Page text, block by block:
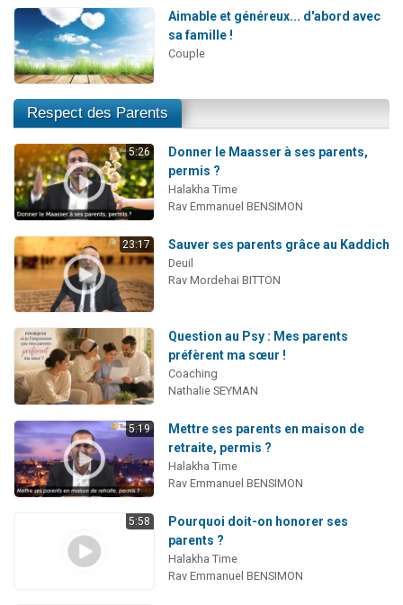
Aimable et généreux... d'abord avec
sa famille !
Couple
Respect des Parents
5:26
Donner le Maasser à ses parents,
permis ?
Halakha Time
Rav Emmanuel BENSIMON
23:17 Sauver ses parents grâce au Kaddich
Deuil
Rav Mordehai BITTON
Question au Psy : Mes parents
préfèrent ma sœur !
Coaching
Nathalie SEYMAN
5:19
Mettre ses parents en maison de
retraite, permis ?
Halakha Time
Rav Emmanuel BENSIMON
5:58
Pourquoi doit-on honorer ses
parents ?
Halakha Time
Rav Emmanuel BENSIMON